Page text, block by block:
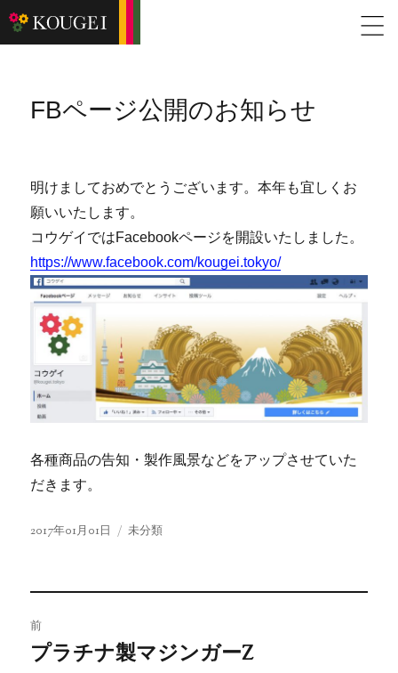
FBページ公開のお知らせ
明けましておめでとうございます。本年も宜しくお
願いいたします。
コウゲイではFacebookページを開設いたしました。
https://www.facebook.com/kougei.tokyo/
各種商品の告知・製作風景などをアップさせていた
だきます。
投
2017年01月01日
カ
リ
未分類
投
稿
前
過
プラチナ製マジンガーZ